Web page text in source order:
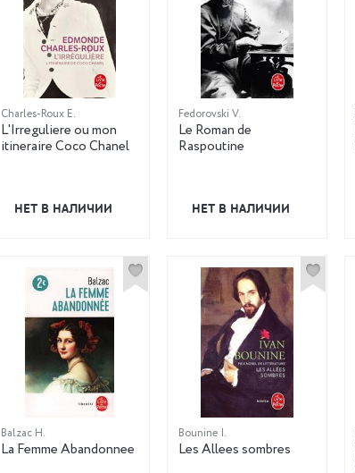
Charles-Roux E.
L'Irreguliere ou mon
itineraire Coco Chanel
НЕТ В НАЛИЧИИ
Fedorovski V.
Le Roman de
Raspoutine
НЕТ В НАЛИЧИИ
Balzac H.
La Femme Abandonnee
Bounine I.
Les Allees sombres